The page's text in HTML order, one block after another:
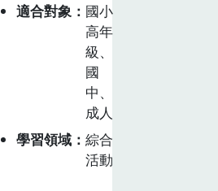
山蘇的看法，把
適合對象
國小
高年
級、
國
中、
成人
學習領域
綜合
活動